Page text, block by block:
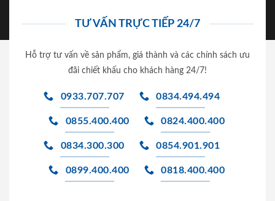
TƯ VẤN TRỰC TIẾP 24/7
Hỗ trợ tư vấn về sản phẩm, giá thành và các chính sách ưu
đãi chiết khấu cho khách hàng 24/7!
0933.707.707 0834.494.494
0855.400.400 0824.400.400
0834.300.300 0854.901.901
0899.400.400 0818.400.400